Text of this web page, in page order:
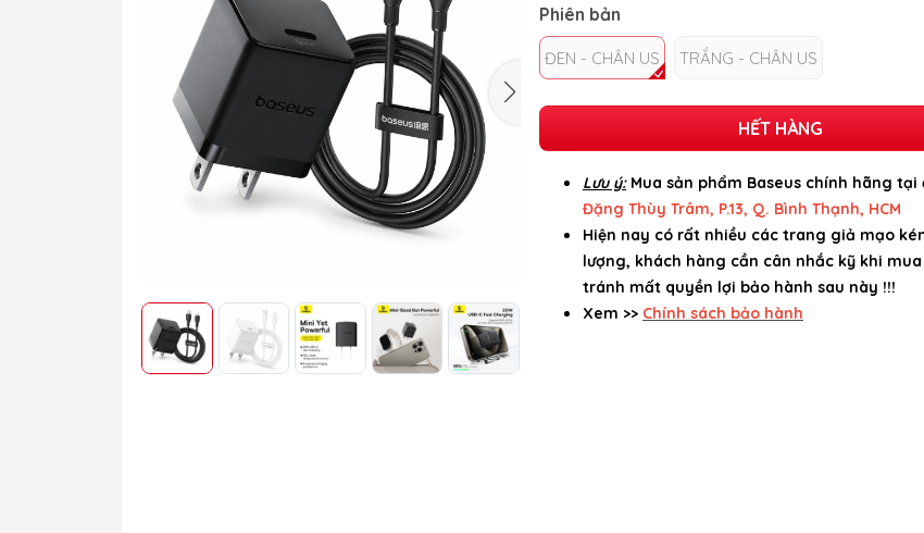
Phiên bản
ĐEN - CHÂN US TRẮNG - CHÂN US
HẾT HÀNG
Lưu ý: Mua sản phẩm Baseus chính hãng tại
Đặng Thùy Trâm, P.13, Q. Bình Thạnh, HCM
Hiện nay có rất nhiều các trang giả mạo
lượng, khách hàng cần cân nhắc kỹ khi
tránh mất quyền lợi bảo hành sau này !!!
Xem >> Chính sách bảo hành